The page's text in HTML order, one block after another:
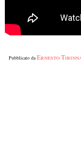
Pubblicato da Ernesto